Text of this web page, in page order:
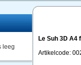
leeg
Le Suh 3D A4
Artikelcode: